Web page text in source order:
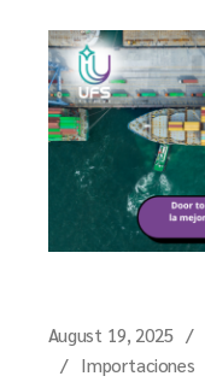
August 19, 2025
Importaciones